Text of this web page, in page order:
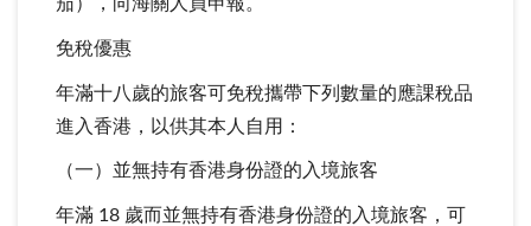
茄），向海關人員申報。
免稅優惠
年滿十八歲的旅客可免稅攜帶下列數量的應課稅品
進入香港，以供其本人自用：
（一）並無持有香港身份證的入境旅客
年滿 18 歲而並無持有香港身份證的入境旅客，可